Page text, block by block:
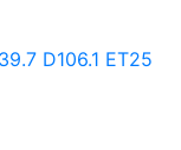
D106.1 ET25